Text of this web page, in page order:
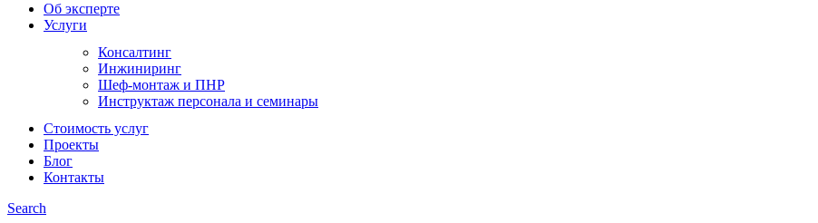
Об эксперте
Услуги
Консалтинг
Инжиниринг
Шеф-монтаж и ПНР
Инструктаж персонала и семинары
Стоимость услуг
Проекты
Блог
Контакты
Search